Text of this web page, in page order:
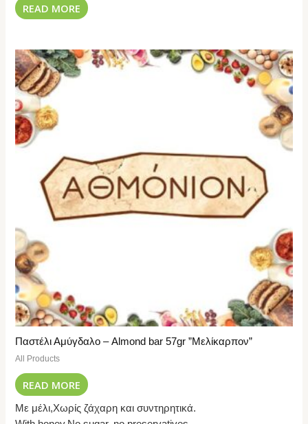
READ MORE
Παστέλι Αμύγδαλο – Almond bar 57gr ”Μελίκαρπον”
All Products
READ MORE
Με μέλι,Χωρίς ζάχαρη και συντηρητικά.